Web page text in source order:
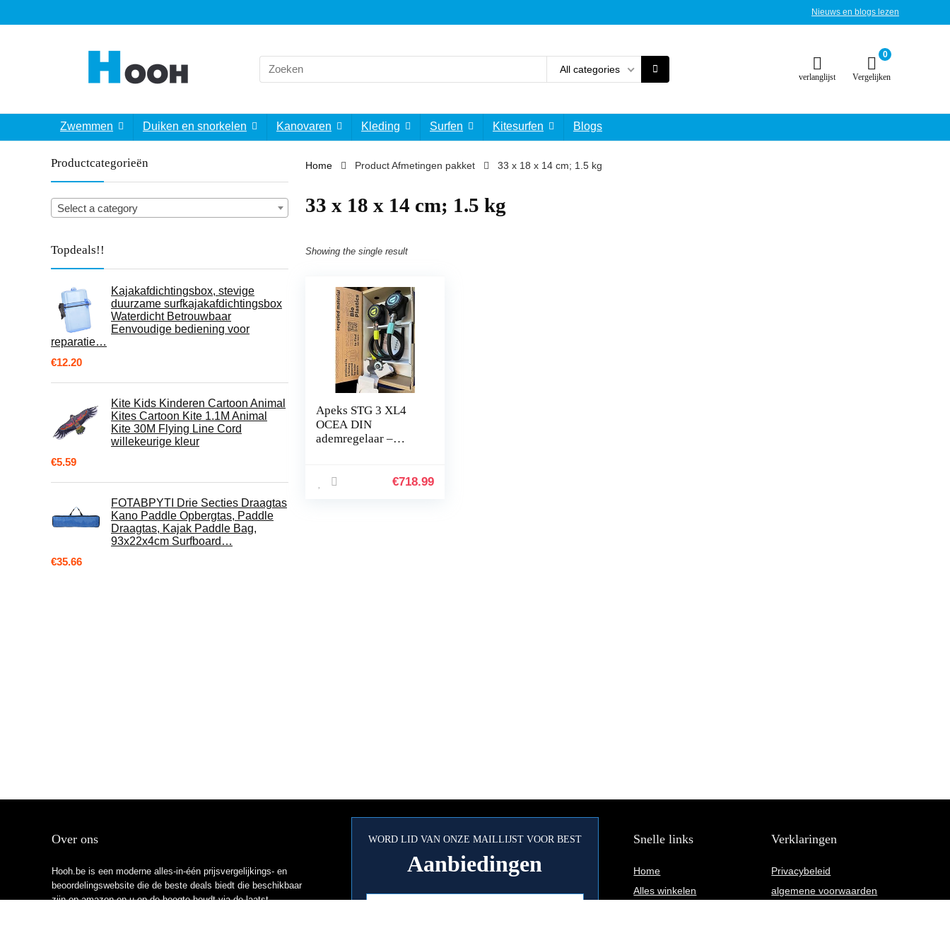
Nieuws en blogs lezen
Search
for:
All categories
verlanglijst
0
Vergelijken
Zwemmen Duiken en snorkelen Kanovaren Kleding Surfen Kitesurfen Blogs
Productcategorieën
Select a category
Topdeals!!
Kajakafdichtingsbox, stevige
duurzame surfkajakafdichtingsbox
Waterdicht Betrouwbaar
Eenvoudige bediening voor
reparatie…
€12.20
Kite Kids Kinderen Cartoon Animal
Kites Cartoon Kite 1.1M Animal
Kite 30M Flying Line Cord
willekeurige kleur
€5.59
FOTABPYTI Drie Secties Draagtas
Kano Paddle Opbergtas, Paddle
Draagtas, Kajak Paddle Bag,
93x22x4cm Surfboard…
€35.66
Home Product Afmetingen pakket ‎33 x 18 x 14 cm; 1.5 kg
‎33 x 18 x 14 cm; 1.5 kg
Showing the single result
Apeks STG 3 XL4
OCEA DIN
ademregelaar –
€718.99
Over ons
Hooh.be is een moderne alles-in-één prijsvergelijkings- en
beoordelingswebsite die de beste deals biedt die beschikbaar
zijn op amazon en u op de hoogte houdt via de laatst
WORD LID VAN ONZE MAILLIJST VOOR BEST
Aanbiedingen
Snelle links
Home
Alles winkelen
Verklaringen
Privacybeleid
algemene voorwaarden